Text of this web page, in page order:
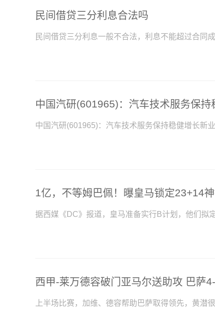
民间借贷三分利息合法吗
民间借贷三分利息一般不合法，利息不能超过合同
中国汽研(601965)：汽车技术服务保持稳健增长新
据西媒《DC》报道，皇马准备实行B计划，他们拟
西甲-莱万德容破门亚马尔送助攻 巴萨
上半场比赛，加维、德容帮助巴萨取得领先，黄潜